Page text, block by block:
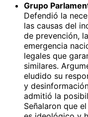
Grupo
Defendió la
las causas del
de prevención,
emergencia
legales que
similares.
eludido su
y
admitió la
Señalaron que